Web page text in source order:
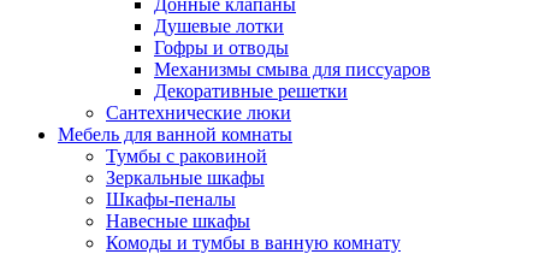
Донные клапаны
Душевые лотки
Гофры и отводы
Механизмы смыва для писсуаров
Декоративные решетки
Сантехнические люки
Мебель для ванной комнаты
Тумбы с раковиной
Зеркальные шкафы
Шкафы-пеналы
Навесные шкафы
Комоды и тумбы в ванную комнату